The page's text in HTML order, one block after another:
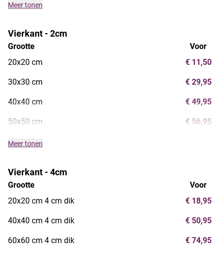
Meer tonen
Vierkant - 2cm
Grootte
20x20 cm
30x30 cm
40x40 cm
50x50 cm
Voor
€ 11,50
€ 29,95
€ 49,95
€ 56,95
Meer tonen
Vierkant - 4cm
Grootte
20x20 cm 4 cm dik
40x40 cm 4 cm dik
60x60 cm 4 cm dik
Voor
€ 18,95
€ 50,95
€ 74,95